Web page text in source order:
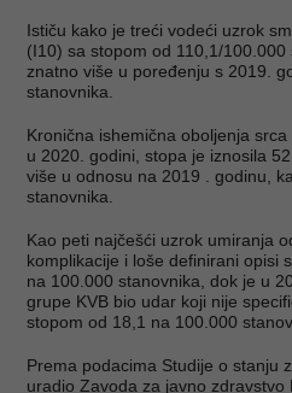
Ističu kako je treći vodeći uzrok
(I10) sa stopom od 110,1/
znatno više u poređenju s 2019.
stanovnika.
Kronična ishemična oboljenja
u 2020. godini, stopa je iznosila
više u odnosu na 2019 . godinu,
stanovnika.
Kao peti najčešći uzrok umiranja
komplikacije i loše definirani opisi
na 100.000 stanovnika, dok je u
grupe KVB bio udar koji nije
stopom od 18,1 na 100.000
Prema podacima Studije o stanju
uradio Zavoda za javno